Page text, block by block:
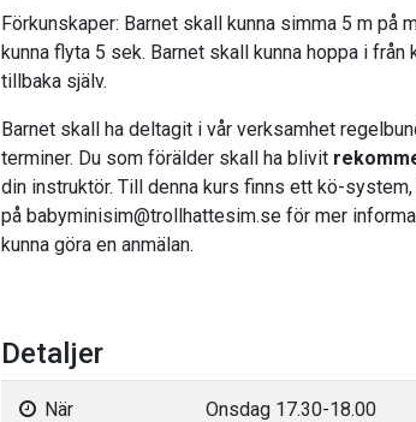
Förkunskaper: Barnet skall kunna simma 5 m på
kunna flyta 5 sek. Barnet skall kunna hoppa i från
tillbaka själv.
Barnet skall ha deltagit i vår verksamhet
terminer. Du som förälder skall ha blivit
din instruktör. Till denna kurs finns ett kö-
på babyminisim@trollhattesim.se för mer
kunna göra en anmälan.
Detaljer
När Onsdag 17.30-18.00